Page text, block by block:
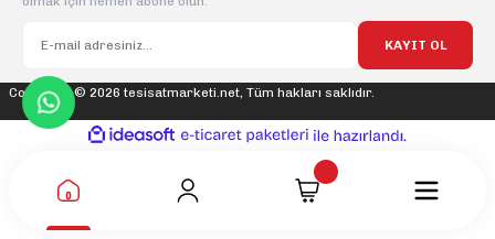
KAYIT OL
Copyright © 2026 tesisatmarketi.net, Tüm hakları saklıdır.
ideasoft
e-
paketleri